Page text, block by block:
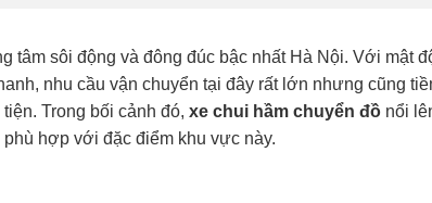
tâm sôi động và đông đúc bậc nhất Hà Nội. Với mật
nhu cầu vận chuyển tại đây rất lớn nhưng cũng
Trong bối cảnh đó, xe chui hầm chuyển đồ nổi
phù hợp với đặc điểm khu vực này.